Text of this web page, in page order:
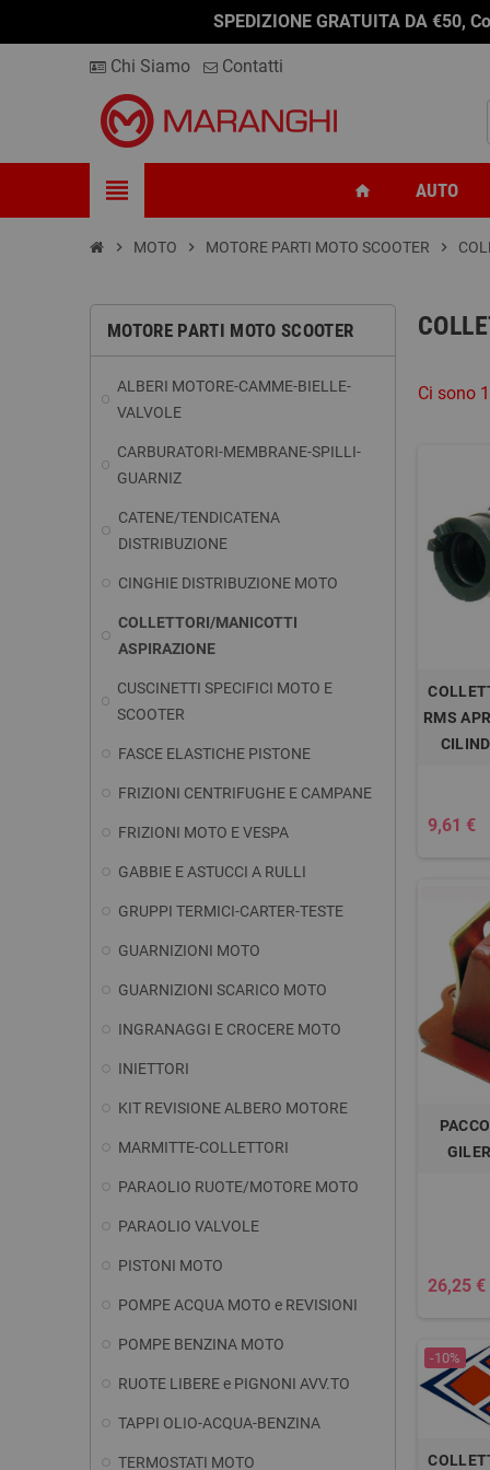
SPEDIZIONE GRATUITA DA €50,
Chi Siamo Contatti
view_headline home AUTO
chevron_right MOTO chevron_right MOTORE PARTI MOTO SCOOTER chevron_right
MOTORE PARTI MOTO SCOOTER
ALBERI MOTORE-CAMME-BIELLE-
VALVOLE
CARBURATORI-MEMBRANE-SPILLI-
GUARNIZ
CATENE/TENDICATENA
DISTRIBUZIONE
CINGHIE DISTRIBUZIONE MOTO
COLLETTORI/MANICOTTI
ASPIRAZIONE
CUSCINETTI SPECIFICI MOTO E
SCOOTER
FASCE ELASTICHE PISTONE
FRIZIONI CENTRIFUGHE E CAMPANE
FRIZIONI MOTO E VESPA
GABBIE E ASTUCCI A RULLI
GRUPPI TERMICI-CARTER-TESTE
GUARNIZIONI MOTO
GUARNIZIONI SCARICO MOTO
INGRANAGGI E CROCERE MOTO
INIETTORI
KIT REVISIONE ALBERO MOTORE
MARMITTE-COLLETTORI
PARAOLIO RUOTE/MOTORE MOTO
PARAOLIO VALVOLE
PISTONI MOTO
POMPE ACQUA MOTO e REVISIONI
POMPE BENZINA MOTO
RUOTE LIBERE e PIGNONI AVV.TO
TAPPI OLIO-ACQUA-BENZINA
TERMOSTATI MOTO
Ci sono
RMS
9,61 €
26,25 €
-10%